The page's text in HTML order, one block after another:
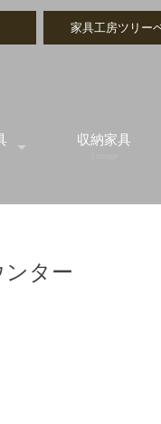
家具工房ツリー
ンター
収納家具
リビングボード
ター